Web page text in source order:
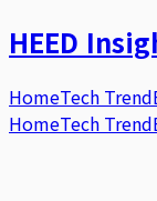
HEED
HomeTech Trend
HomeTech Trend